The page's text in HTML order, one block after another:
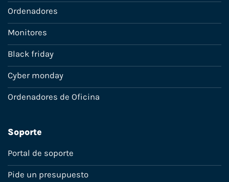
Ordenadores
Monitores
Black friday
Cyber monday
Ordenadores de Oficina
Soporte
Portal de soporte
Pide un presupuesto